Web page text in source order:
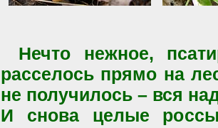
Нечто нежное,
расселось прямо на
не получилось – вся
И снова целые